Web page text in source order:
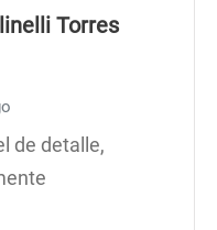
Torres
de detalle,